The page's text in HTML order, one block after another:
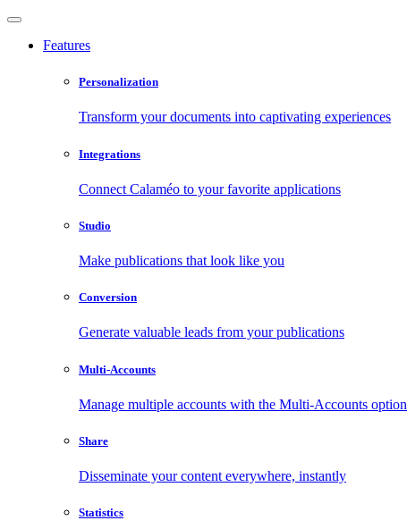
Features
Personalization
Transform your documents into captivating experiences
Integrations
Connect Calaméo to your favorite applications
Studio
Make publications that look like you
Conversion
Generate valuable leads from your publications
Multi-Accounts
Manage multiple accounts with the Multi-Accounts option
Share
Disseminate your content everywhere, instantly
Statistics